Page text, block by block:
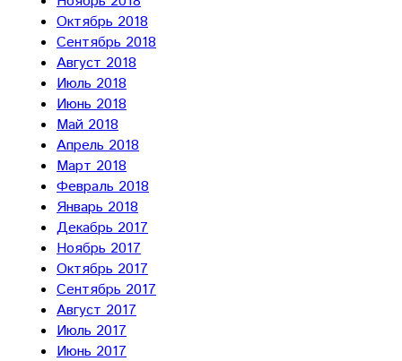
Октябрь 2018
Сентябрь 2018
Август 2018
Июль 2018
Июнь 2018
Май 2018
Апрель 2018
Март 2018
Февраль 2018
Январь 2018
Декабрь 2017
Ноябрь 2017
Октябрь 2017
Сентябрь 2017
Август 2017
Июль 2017
Июнь 2017